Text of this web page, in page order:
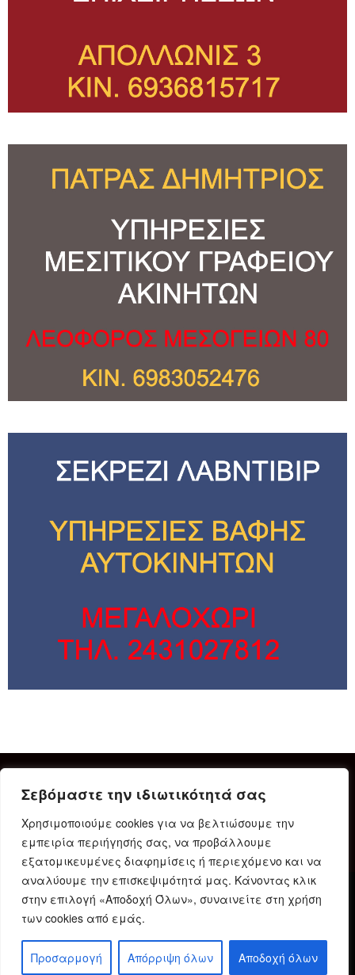
Σεβόμαστε την ιδιωτικότητά σας
Χρησιμοποιούμε cookies για να βελτιώσουμε την
εμπειρία περιήγησής σας, να προβάλλουμε
εξατομικευμένες διαφημίσεις ή περιεχόμενο και να
αναλύουμε την επισκεψιμότητά μας. Κάνοντας κλικ
στην επιλογή «Αποδοχή Όλων», συναινείτε στη χρήση
των cookies από εμάς.
Προσαρμογή Απόρριψη όλων Αποδοχή όλων
Δήλωση Συμμόρφωσης Ταυτότητα
Όροι χρήσης
Πολιτική προστασίας προσωπικών δεδομένων
Πολιτική Cookies
© 2023 Karditsain.gr